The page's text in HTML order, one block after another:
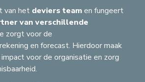
van het deviers teamen fungeert
van verschillende
zorgt voor de
en forecast. Hierdoor maak
voor de organisatie en zorg